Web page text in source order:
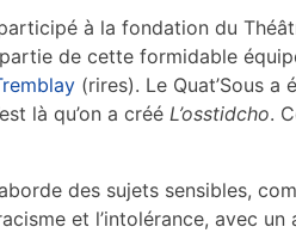
à la fondation du
de cette formidable
(rires). Le Quat’Sous a
là qu’on a créé L’osstidcho.
des sujets sensibles,
et l’intolérance, avec un